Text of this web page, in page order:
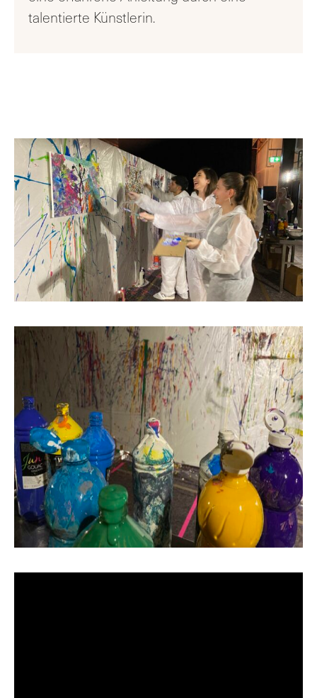
talentierte Künstlerin.